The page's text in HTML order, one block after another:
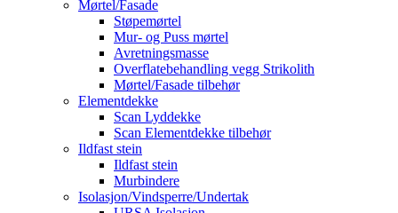
Mørtel/Fasade
Støpemørtel
Mur- og Puss mørtel
Avretningsmasse
Overflatebehandling vegg Strikolith
Mørtel/Fasade tilbehør
Elementdekke
Scan Lyddekke
Scan Elementdekke tilbehør
Ildfast stein
Ildfast stein
Murbindere
Isolasjon/Vindsperre/Undertak